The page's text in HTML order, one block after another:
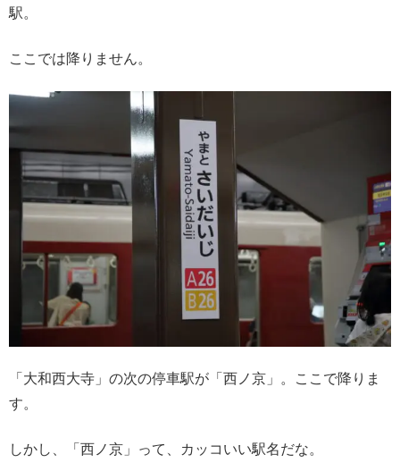
駅。
ここでは降りません。
「大和西大寺」の次の停車駅が「西ノ京」。ここで降りま
す。
しかし、「西ノ京」って、カッコいい駅名だな。